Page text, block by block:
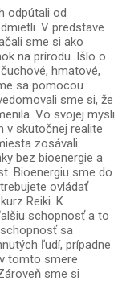
odpútali od
V predstave
sme si ako
na prírodu. Išlo o
hmatové,
sa pomocou
sme si, že
Vo svojej mysli
v skutočnej realite
zosávali
bez bioenergie a
Bioenergiu sme do
ovládať
Reiki. K
schopnosť a to
sa
ľudí, prípadne
tomto smere
sme si